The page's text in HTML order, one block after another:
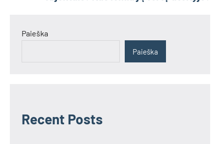
Paieška
Paieška
Recent Posts